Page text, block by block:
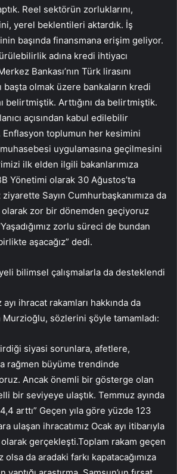
Reel sektörün zorluklarını,
yerel beklentileri aktardık. İş
başında finansmana erişim geliyor.
adına kredi ihtiyacı
Bankası’nın Türk lirasını
başta olmak üzere bankaların kredi
belirtmiştik. Arttığını da belirtmiştik.
açısından kabul edilebilir
Enflasyon toplumun her kesimini
uygulamasına geçilmesini
ilk elden ilgili bakanlarımıza
Yönetimi olarak 30 Ağustos’ta
Sayın Cumhurbaşkanımıza da
zor bir dönemden geçiyoruz
zorlu süreci de bundan
aşacağız” dedi.
bilimsel çalışmalarla da desteklendi
ihracat rakamları hakkında da
Murzioğlu, sözlerini şöyle tamamladı:
siyasi sorunlara, afetlere,
rağmen büyüme trendinde
Ancak önemli bir gösterge olan
bir seviyeye ulaştık. Temmuz ayında
arttı” Geçen yıla göre yüzde 123
ulaşan ihracatımız Ocak ayı itibarıyla
gerçekleşti.Toplam rakam geçen
olsa da aradaki farkı kapatacağımıza